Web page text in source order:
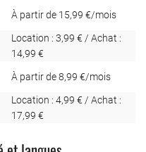
À partir de 15,99 €/mois
Location : 3,99 € / Achat :
14,99 €
À partir de 8,99 €/mois
Location : 4,99 € / Achat :
17,99 €